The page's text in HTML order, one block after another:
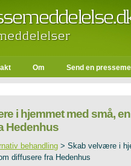
Om Send en
i hjemmet med små,
Hedenhus
behandling > Skab velvære i
diffusere fra Hedenhus